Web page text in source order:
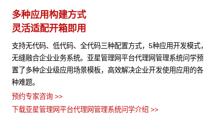
多种应用构建方式
灵活适配开箱即用
支持无代码、低代码、全代码三种配置方式，5种应用开发模式，
无缝融合企业业务系统。亚星管理网平台代理网管理系统问学预
置了多种企业级应用场景模板，高效解决企业开发使用应用的各
种难题。
预约专家咨询 >>
下载亚星管理网平台代理网管理系统问学介绍 >>